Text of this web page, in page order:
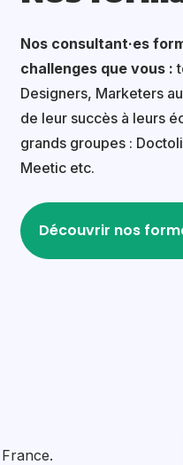
Nos consultant·es
challenges que vous :
Designers, Marketers
de leur succès à leurs
grands groupes :
Meetic etc.
Découvrir nos